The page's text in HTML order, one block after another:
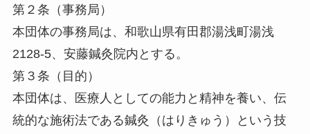
第２条（事務局）
本団体の事務局は、和歌山県有田郡湯浅町湯浅
2128-5、安藤鍼灸院内とする。
第３条（目的）
本団体は、医療人としての能力と精神を養い、伝
統的な施術法である鍼灸（はりきゅう）という技